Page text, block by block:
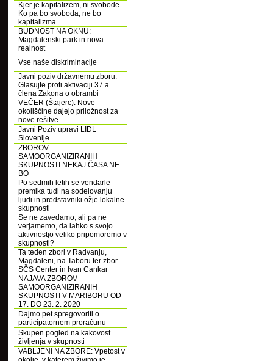
Kjer je kapitalizem, ni svobode.
Ko pa bo svoboda, ne bo
kapitalizma.
BUDNOST NA OKNU:
Magdalenski park in nova
realnost
Vse naše diskriminacije
Javni poziv državnemu zboru:
Glasujte proti aktivaciji 37.a
člena Zakona o obrambi
VEČER (Štajerc): Nove
okoliščine dajejo priložnost za
nove rešitve
Javni Poziv upravi LIDL
Slovenije
ZBOROV
SAMOORGANIZIRANIH
SKUPNOSTI NEKAJ ČASA NE
BO
Po sedmih letih se vendarle
premika tudi na sodelovanju
ljudi in predstavniki ožje lokalne
skupnosti
Se ne zavedamo, ali pa ne
verjamemo, da lahko s svojo
aktivnostjo veliko pripomoremo v
skupnosti?
Ta teden zbori v Radvanju,
Magdaleni, na Taboru ter zbor
SČS Center in Ivan Cankar
NAJAVA ZBOROV
SAMOORGANIZIRANIH
SKUPNOSTI V MARIBORU OD
17. DO 23. 2. 2020
Dajmo pet spregovoriti o
participatornem proračunu
Skupen pogled na kakovost
življenja v skupnosti
VABLJENI NA ZBORE: Vpetost v